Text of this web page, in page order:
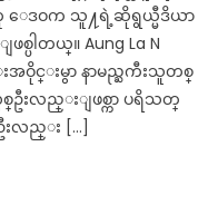
ဟု ေဒဝက သူ႔ရဲ့ဆိုရွယ္မီဒိယာ
ပါတယ္။ Aung La N
းအဝိုင္းမွာ နာမည္ႀကီးသူတစ္
တစ္ဦးလည္းျဖစ္ကာ ပရိသတ္
းလည္း […]